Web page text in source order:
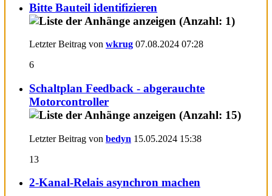
Bitte Bauteil identifizieren
Letzter Beitrag von wkrug 07.08.2024 07:28
6
Schaltplan Feedback - abgerauchte
Motorcontroller
Letzter Beitrag von bedyn 15.05.2024 15:38
13
2-Kanal-Relais asynchron machen